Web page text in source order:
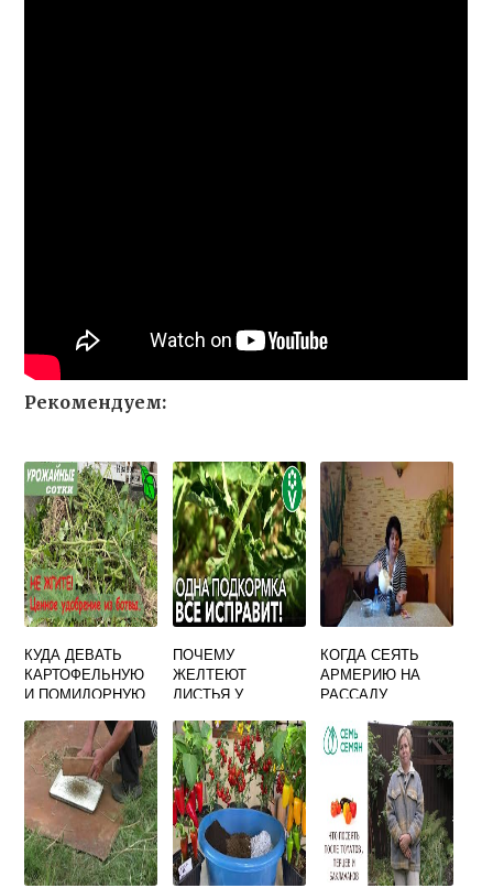
Рекомендуем:
КУДА ДЕВАТЬ
КАРТОФЕЛЬНУЮ
И ПОМИДОРНУЮ
ОГОРОДЕ
ПОЧЕМУ
ЖЕЛТЕЮТ
ЛИСТЬЯ У
ТЕПЛИЦЕ И
СКРУЧИВАЮТСЯ
КОГДА СЕЯТЬ
АРМЕРИЮ НА
РАССАДУ